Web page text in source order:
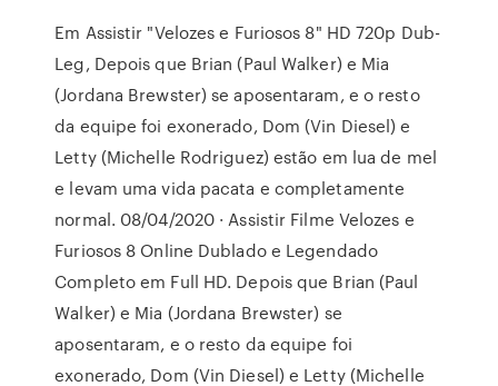
Em Assistir "Velozes e Furiosos 8" HD 720p Dub-
Leg, Depois que Brian (Paul Walker) e Mia
(Jordana Brewster) se aposentaram, e o resto
da equipe foi exonerado, Dom (Vin Diesel) e
Letty (Michelle Rodriguez) estão em lua de mel
e levam uma vida pacata e completamente
normal. 08/04/2020 · Assistir Filme Velozes e
Furiosos 8 Online Dublado e Legendado
Completo em Full HD. Depois que Brian (Paul
Walker) e Mia (Jordana Brewster) se
aposentaram, e o resto da equipe foi
exonerado, Dom (Vin Diesel) e Letty (Michelle